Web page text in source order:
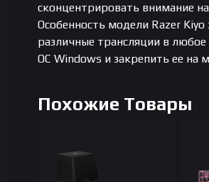
сконцентрировать внимание
Особенность модели Razer
различные трансляции в
ОС Windows и закрепить ее на
Похожие Товары